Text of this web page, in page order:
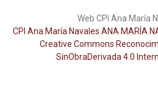
Web CPI Ana María
CPI Ana María Navales ANA MARÍA
Creative Commons
SinObraDerivada 4.0